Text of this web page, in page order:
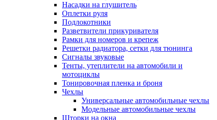
Насадки на глушитель
Оплетки руля
Подлокотники
Разветвители прикуривателя
Рамки для номеров и крепеж
Решетки радиатора, сетки для тюнинга
Сигналы звуковые
Тенты, утеплители на автомобили и
мотоциклы
Тонировочная пленка и броня
Чехлы
Универсальные автомобильные чехлы
Модельные автомобильные чехлы
Шторки на окна